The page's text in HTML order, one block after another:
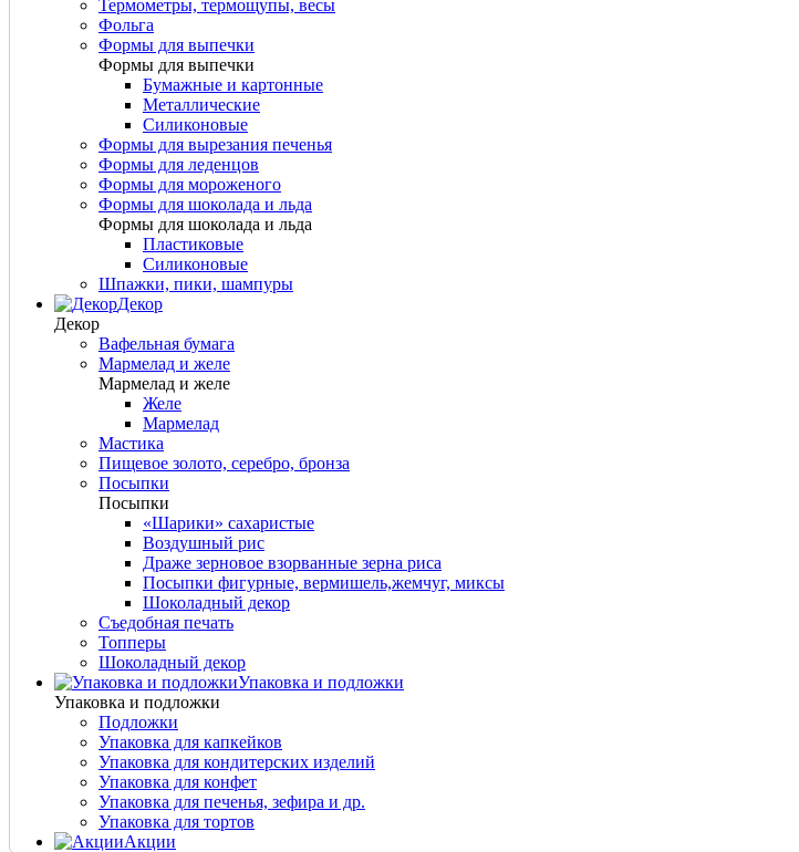
Термометры, термощупы, весы
Фольга
Формы для выпечки
Формы для выпечки
Бумажные и картонные
Металлические
Силиконовые
Формы для вырезания печенья
Формы для леденцов
Формы для мороженого
Формы для шоколада и льда
Формы для шоколада и льда
Пластиковые
Силиконовые
Шпажки, пики, шампуры
Декор
Декор
Вафельная бумага
Мармелад и желе
Мармелад и желе
Желе
Мармелад
Мастика
Пищевое золото, серебро, бронза
Посыпки
Посыпки
«Шарики» сахаристые
Воздушный рис
Драже зерновое взорванные зерна риса
Посыпки фигурные, вермишель,жемчуг, миксы
Шоколадный декор
Съедобная печать
Топперы
Шоколадный декор
Упаковка и подложки
Упаковка и подложки
Подложки
Упаковка для капкейков
Упаковка для кондитерских изделий
Упаковка для конфет
Упаковка для печенья, зефира и др.
Упаковка для тортов
Акции